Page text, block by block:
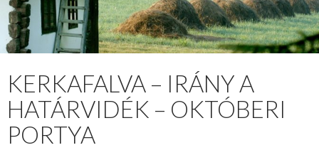
KERKAFALVA – IRÁNY A
HATÁRVIDÉK – OKTÓBERI
PORTYA